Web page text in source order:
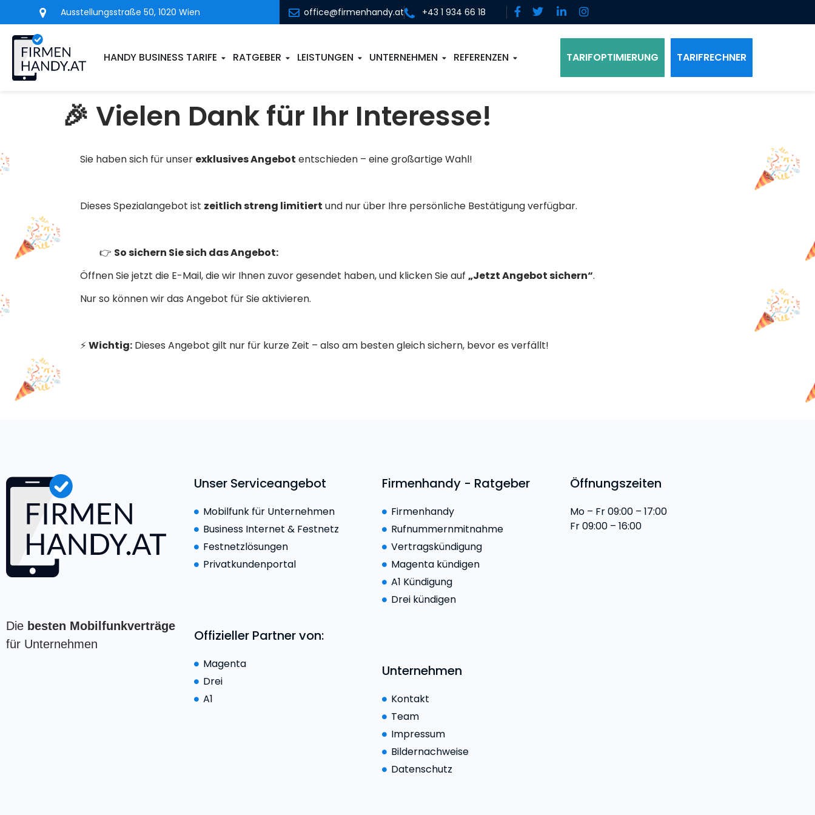
Ausstellungsstraße 50, 1020 Wien office@firmenhandy.at +43 1 934 66 18
HANDY BUSINESS TARIFE RATGEBER LEISTUNGEN UNTERNEHMEN REFERENZEN TARIFOPTIMIERUNG TARIFRECHNER
🎉 Vielen Dank für Ihr Interesse!
Sie haben sich für unser exklusives Angebot entschieden – eine großartige Wahl!
Dieses Spezialangebot ist zeitlich streng limitiert und nur über Ihre persönliche Bestätigung verfügbar.
👉 So sichern Sie sich das Angebot:
Öffnen Sie jetzt die E-Mail, die wir Ihnen zuvor gesendet haben, und klicken Sie auf „Jetzt Angebot sichern“.
Nur so können wir das Angebot für Sie aktivieren.
⚡Wichtig:Dieses Angebot gilt nur für kurze Zeit – also am besten gleich sichern, bevor es verfällt!
Die besten Mobilfunkverträge
für Unternehmen
Unser Serviceangebot
Mobilfunk für Unternehmen
Business Internet & Festnetz
Festnetzlösungen
Privatkundenportal
Offizieller Partner von:
Magenta
Drei
A1
Firmenhandy - Ratgeber
Firmenhandy
Rufnummernmitnahme
Vertragskündigung
Magenta kündigen
A1 Kündigung
Drei kündigen
Unternehmen
Kontakt
Team
Impressum
Bildernachweise
Datenschutz
Öffnungszeiten
Mo – Fr 09:00 – 17:00
Fr 09:00 – 16:00